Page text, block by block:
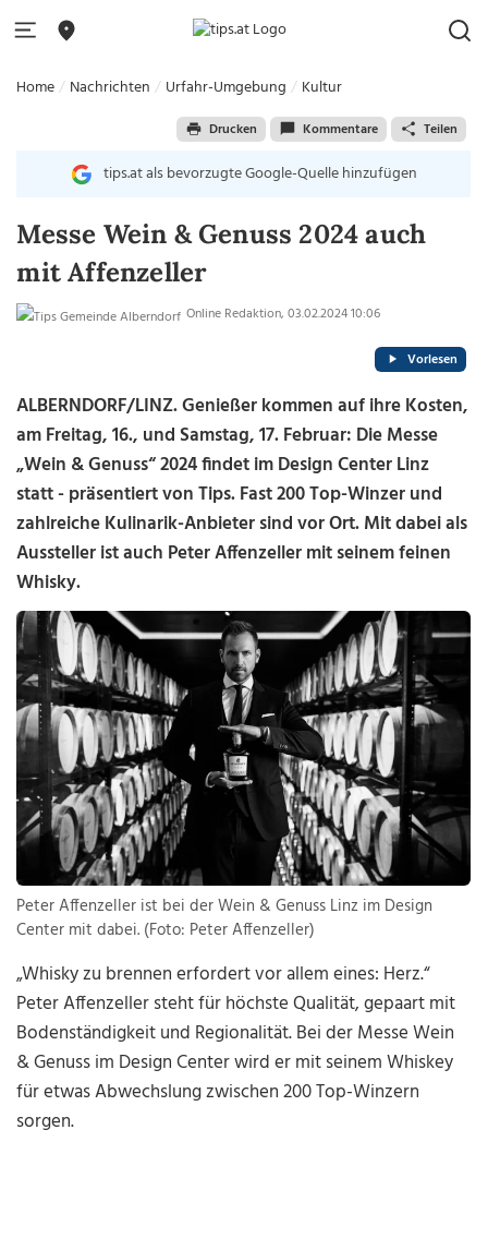
Home Nachrichten Urfahr-Umgebung Kultur
Drucken Kommentare Teilen
tips.at als bevorzugte Google-Quelle hinzufügen
Messe Wein & Genuss 2024 auch
mit Affenzeller
Online Redaktion, 03.02.2024 10:06
Vorlesen
ALBERNDORF/LINZ. Genießer kommen auf ihre Kosten,
am Freitag, 16., und Samstag, 17. Februar: Die Messe
„Wein & Genuss“ 2024 findet im Design Center Linz
statt - präsentiert von Tips. Fast 200 Top-Winzer und
zahlreiche Kulinarik-Anbieter sind vor Ort. Mit dabei als
Aussteller ist auch Peter Affenzeller mit seinem feinen
Whisky.
Peter Affenzeller ist bei der Wein & Genuss Linz im Design
Center mit dabei. (Foto: Peter Affenzeller)
„Whisky zu brennen erfordert vor allem eines: Herz.“
Peter Affenzeller steht für höchste Qualität, gepaart mit
Bodenständigkeit und Regionalität. Bei der Messe Wein
& Genuss im Design Center wird er mit seinem Whiskey
für etwas Abwechslung zwischen 200 Top-Winzern
sorgen.